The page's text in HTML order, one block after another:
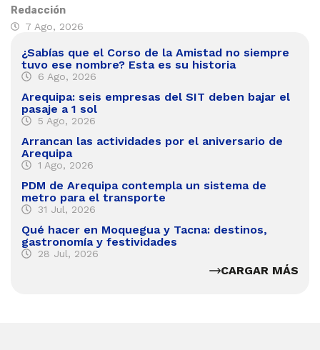
Redacción
7 Ago, 2026
¿Sabías que el Corso de la Amistad no siempre
tuvo ese nombre? Esta es su historia
6 Ago, 2026
Arequipa: seis empresas del SIT deben bajar el
pasaje a 1 sol
5 Ago, 2026
Arrancan las actividades por el aniversario de
Arequipa
1 Ago, 2026
PDM de Arequipa contempla un sistema de
metro para el transporte
31 Jul, 2026
Qué hacer en Moquegua y Tacna: destinos,
gastronomía y festividades
28 Jul, 2026
CARGAR MÁS